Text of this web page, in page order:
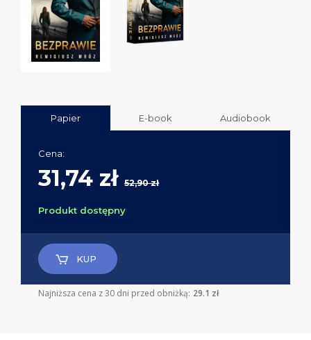
Papier E-book Audiobook
Cena:
31,74 zł 52,90 zł
Produkt dostępny
KUP
Najniższa cena z 30 dni przed obniżką: 29.1 zł